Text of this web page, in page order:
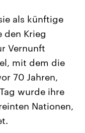
Beiträge,
und
die Vereinigten
mächtigsten Ländern
großem Einfluss auf
als künftige
den Krieg
Vernunft
mit dem die
70 Jahren,
wurde ihre
Nationen,